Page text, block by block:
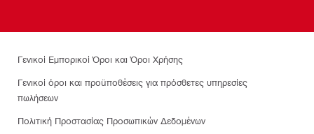
Γενικοί Εμπορικοί Όροι και Όροι Χρήσης
Γενικοί όροι και προϋποθέσεις για πρόσθετες υπηρεσίες
πωλήσεων
Πολιτική Προστασίας Προσωπικών Δεδομένων